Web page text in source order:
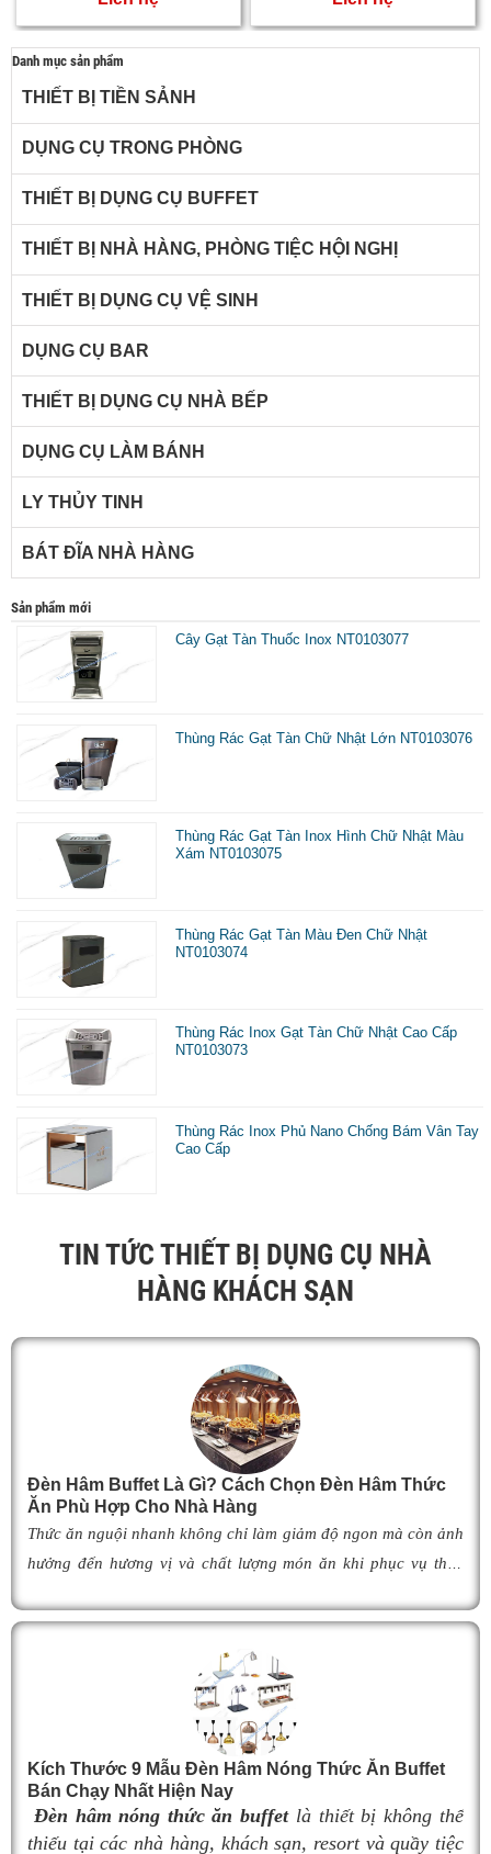
Danh mục sản phẩm
THIẾT BỊ TIỀN SẢNH
DỤNG CỤ TRONG PHÒNG
THIẾT BỊ DỤNG CỤ BUFFET
THIẾT BỊ NHÀ HÀNG, PHÒNG TIỆC HỘI NGHỊ
THIẾT BỊ DỤNG CỤ VỆ SINH
DỤNG CỤ BAR
THIẾT BỊ DỤNG CỤ NHÀ BẾP
DỤNG CỤ LÀM BÁNH
LY THỦY TINH
BÁT ĐĨA NHÀ HÀNG
Sản phẩm mới
Cây Gạt Tàn Thuốc Inox NT0103077
Thùng Rác Gạt Tàn Chữ Nhật Lớn NT0103076
Thùng Rác Gạt Tàn Inox Hình Chữ Nhật Màu
Xám NT0103075
Thùng Rác Gạt Tàn Màu Đen Chữ Nhật
NT0103074
Thùng Rác Inox Gạt Tàn Chữ Nhật Cao Cấp
NT0103073
Thùng Rác Inox Phủ Nano Chống Bám Vân Tay
Cao Cấp
TIN TỨC THIẾT BỊ DỤNG CỤ NHÀ
HÀNG KHÁCH SẠN
Đèn Hâm Buffet Là Gì? Cách Chọn Đèn Hâm Thức
Ăn Phù Hợp Cho Nhà Hàng
Thức ăn nguội nhanh không chỉ làm giảm độ ngon mà còn ảnh
hưởng đến hương vị và chất lượng món ăn khi phục vụ thực
thành giải pháp được nhiều nhà hàng, khách sạn và khu nghỉ
dưỡng lựa chọn nhờ khả năng giữ cho món ăn luôn ấm nóng,
thơm ngon như vừa mới chế biến. Vậy
tạo như thế nào, hoạt động ra sao và làm thế nào để lựa chọn
èn hâm nóng thức ănphù hợp, giúp tối ưu hiệu
quả giữ nhiệt cũng như nâng cao tính chuyên nghiệp cho
không gian buffet? Hãy cùng tìm hiểu ngay trong bài viết dưới
Kích Thước 9 Mẫu Đèn Hâm Nóng Thức Ăn Buffet
Bán Chạy Nhất Hiện Nay
Đèn hâm nóng thức ăn buffetlà thiết bị không thể
thiếu tại các nhà hàng, khách sạn, resort và quầy tiệc